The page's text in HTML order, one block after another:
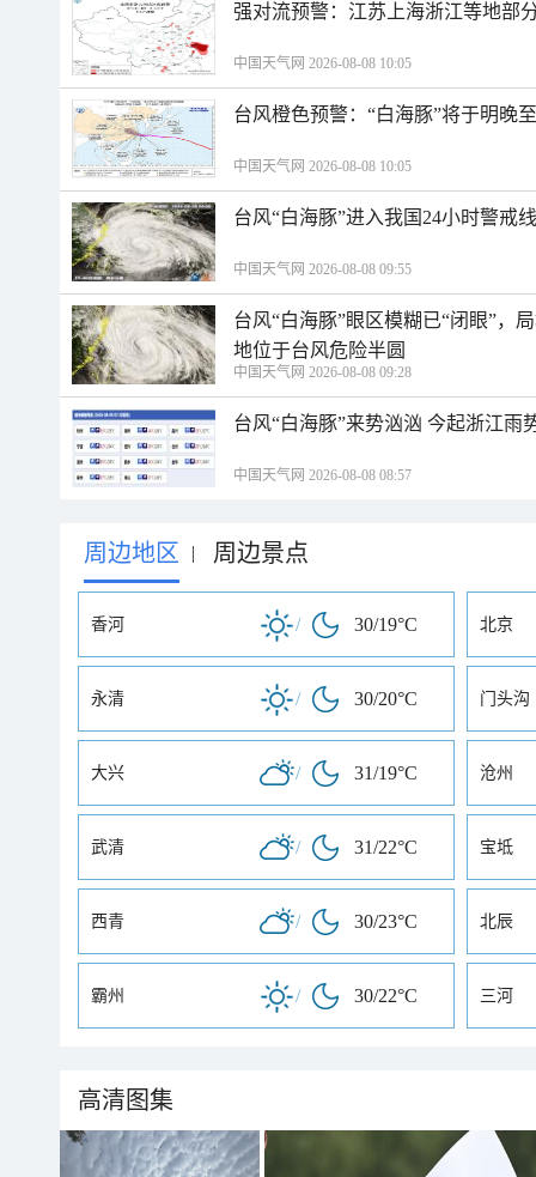
强对流预警：江苏上海浙江等地部
中国天气网 2026-08-08 10:05
台风橙色预警：“白海豚”将于明晚
中国天气网 2026-08-08 10:05
台风“白海豚”进入我国24小时警戒
中国天气网 2026-08-08 09:55
台风“白海豚”眼区模糊已“闭眼”，
地位于台风危险半圆
中国天气网 2026-08-08 09:28
台风“白海豚”来势汹汹 今起浙江雨
中国天气网 2026-08-08 08:57
周边地区 | 周边景点
香河 / 30/19°C 北京
永清 / 30/20°C 门头沟
大兴 / 31/19°C 沧州
武清 / 31/22°C 宝坻
西青 / 30/23°C 北辰
霸州 / 30/22°C 三河
高清图集